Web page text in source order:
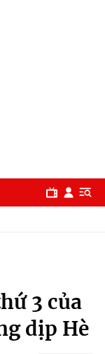
3 của
dịp Hè